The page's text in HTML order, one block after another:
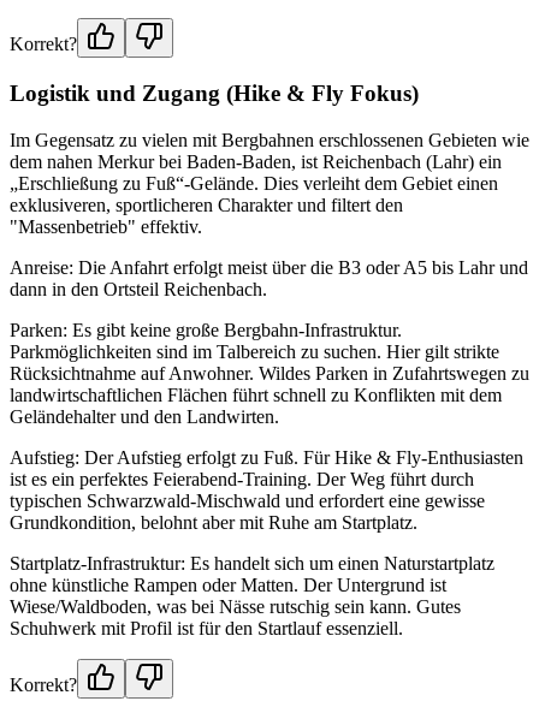
Korrekt?
Logistik und Zugang (Hike & Fly Fokus)
Im Gegensatz zu vielen mit Bergbahnen erschlossenen Gebieten wie
dem nahen Merkur bei Baden-Baden, ist Reichenbach (Lahr) ein
„Erschließung zu Fuß“-Gelände. Dies verleiht dem Gebiet einen
exklusiveren, sportlicheren Charakter und filtert den
"Massenbetrieb" effektiv.
Anreise: Die Anfahrt erfolgt meist über die B3 oder A5 bis Lahr und
dann in den Ortsteil Reichenbach.
Parken: Es gibt keine große Bergbahn-Infrastruktur.
Parkmöglichkeiten sind im Talbereich zu suchen. Hier gilt strikte
Rücksichtnahme auf Anwohner. Wildes Parken in Zufahrtswegen zu
landwirtschaftlichen Flächen führt schnell zu Konflikten mit dem
Geländehalter und den Landwirten.
Aufstieg: Der Aufstieg erfolgt zu Fuß. Für Hike & Fly-Enthusiasten
ist es ein perfektes Feierabend-Training. Der Weg führt durch
typischen Schwarzwald-Mischwald und erfordert eine gewisse
Grundkondition, belohnt aber mit Ruhe am Startplatz.
Startplatz-Infrastruktur: Es handelt sich um einen Naturstartplatz
ohne künstliche Rampen oder Matten. Der Untergrund ist
Wiese/Waldboden, was bei Nässe rutschig sein kann. Gutes
Schuhwerk mit Profil ist für den Startlauf essenziell.
Korrekt?